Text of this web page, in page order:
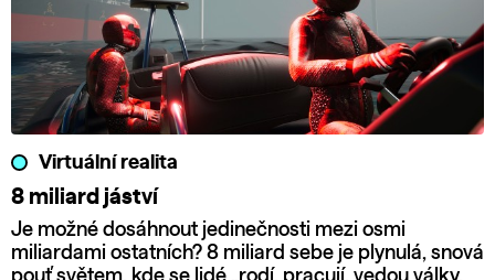
Virtuální realita
8 miliard jáství
Je možné dosáhnout jedinečnosti mezi osmi
miliardami ostatních? 8 miliard sebe je plynulá, snová